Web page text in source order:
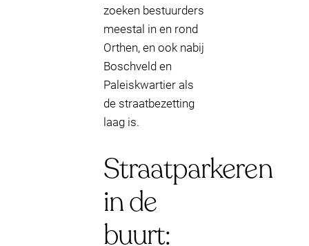
zoeken bestuurders
meestal in en rond
Orthen, en ook nabij
Boschveld en
Paleiskwartier als
de straatbezetting
laag is.
Straatparkeren
in de
buurt: